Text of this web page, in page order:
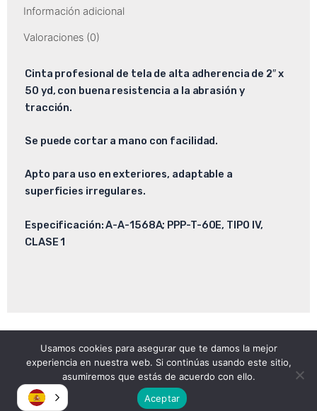
Información adicional
Valoraciones (0)
Cinta profesional de tela de alta adherencia de 2″ x
50 yd, con buena resistencia a la abrasión y
tracción.
Se puede cortar a mano con facilidad.
Apto para uso en exteriores, adaptable a
superficies irregulares.
Especificación: A-A-1568A; PPP-T-60E, TIPO IV,
CLASE 1
Copyright © 2026
Atomica | Crew & Equipment Rental House.
Usamos cookies para asegurar que te damos la mejor
experiencia en nuestra web. Si continúas usando este sitio,
asumiremos que estás de acuerdo con ello.
Aceptar